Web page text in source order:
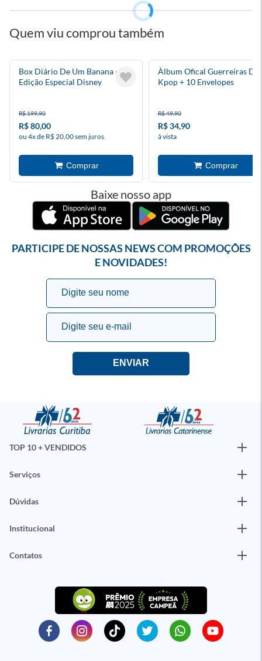
Quem viu comprou também
Box Diário De Um Banana -
Edição Especial Disney
R$ 199,90
R$ 80,00
ou 4x de R$ 20,00 sem juros
Àlbum Ofical Guerreiras Do
Kpop + 10 Envelopes
R$ 49,90
R$ 34,90
à vista
Baixe nosso app
PARTICIPE DE NOSSAS NEWS COM PROMOÇÕES
E NOVIDADES!
TOP 10 + VENDIDOS
Serviços
Dúvidas
Institucional
Contatos